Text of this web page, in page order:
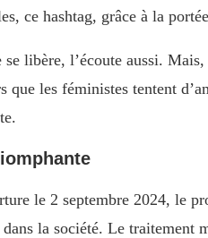
ce hashtag, grâce à la
libère, l’écoute aussi.
que les féministes tentent
le 2 septembre 2024, le
dans la société. Le